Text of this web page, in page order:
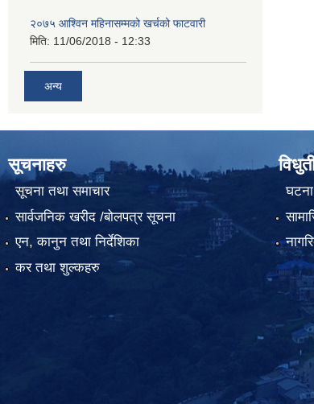
२०७५ आश्विन महिनासम्मको खर्चको फाटवारी
मिति: 11/06/2018 - 12:33
अन्य
सूचनाहरु
सूचना तथा समाचार
सार्वजनिक खरीद /बोलपत्र सूचना
एन, कानुन तथा निर्देशिका
कर तथा शुल्कहरु
घटना